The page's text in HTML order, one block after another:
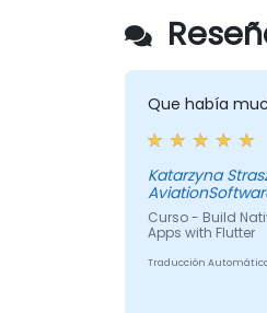
Que había
Katarzyna
Curso - Build
Apps with Flutter
Traducción